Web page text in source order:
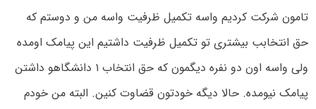
تامون شرکت کردیم واسه تکمیل ظرفیت واسه من و دوستم که
حق انتخابب بیشتری تو تکمیل ظرفیت داشتیم این پیامک اومده
ولی واسه اون دو نفره دیگمون که حق انتخاب ۱ دانشگاهو داشتن
پیامک نیومده. حالا دیگه خودتون قضاوت کنین. البته من خودم